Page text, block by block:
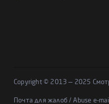
Copyright © 2013 — 2025
Почта для жалоб / Abuse e-